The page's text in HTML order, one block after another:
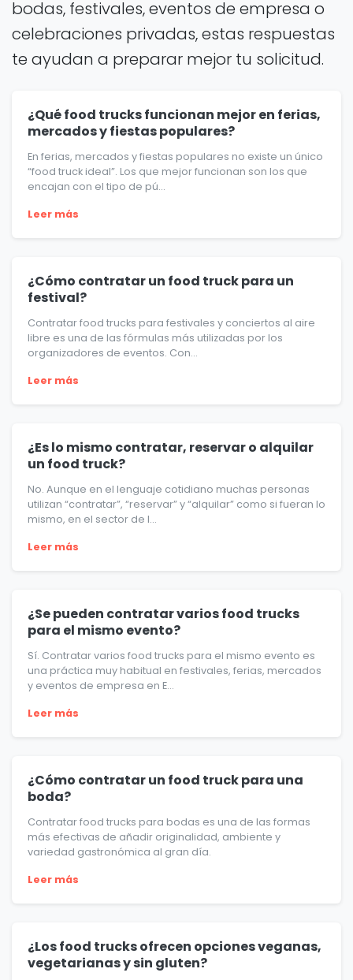
bodas, festivales, eventos de empresa o
celebraciones privadas, estas respuestas
te ayudan a preparar mejor tu solicitud.
¿Qué food trucks funcionan mejor en ferias,
mercados y fiestas populares?
En ferias, mercados y fiestas populares no existe un único
“food truck ideal”. Los que mejor funcionan son los que
encajan con el tipo de pú...
Leer más
¿Cómo contratar un food truck para un
festival?
Contratar food trucks para festivales y conciertos al aire
libre es una de las fórmulas más utilizadas por los
organizadores de eventos. Con...
Leer más
¿Es lo mismo contratar, reservar o alquilar
un food truck?
No. Aunque en el lenguaje cotidiano muchas personas
utilizan “contratar”, “reservar” y “alquilar” como si fueran lo
mismo, en el sector de l...
Leer más
¿Se pueden contratar varios food trucks
para el mismo evento?
Sí. Contratar varios food trucks para el mismo evento es
una práctica muy habitual en festivales, ferias, mercados
y eventos de empresa en E...
Leer más
¿Cómo contratar un food truck para una
boda?
Contratar food trucks para bodas es una de las formas
más efectivas de añadir originalidad, ambiente y
variedad gastronómica al gran día.
Leer más
¿Los food trucks ofrecen opciones veganas,
vegetarianas y sin gluten?